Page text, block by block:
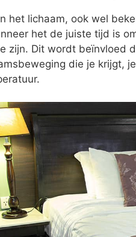
het lichaam, ook wel
het de juiste tijd is
zijn. Dit wordt beïnvloed
die je krijgt,